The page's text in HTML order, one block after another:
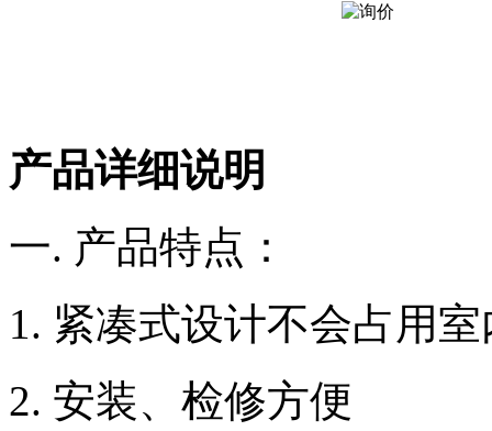
产品详细说明
一. 产品特点：
1. 紧凑式设计不会占用
2. 安装、检修方便